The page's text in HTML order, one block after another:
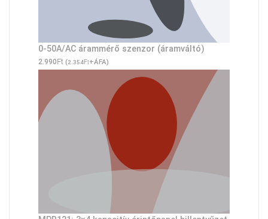
0-50A/AC árammérő szenzor (áramváltó)
2.990Ft (2.354Ft+ÁFA)